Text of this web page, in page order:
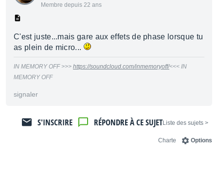
Membre depuis 22 ans
C'est juste...mais gare aux effets de phase lorsque tu
as plein de micro...
IN MEMORY OFF >>> https://soundcloud.com/inmemoryoff/<<< IN
MEMORY OFF
signaler
< Liste des sujets
RÉPONDRE À CE SUJET
S'INSCRIRE
Options
Charte